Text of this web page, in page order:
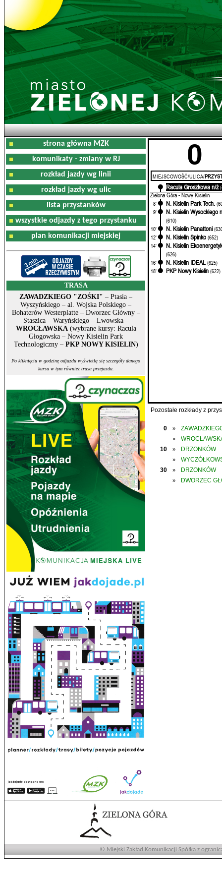
strona główna MZK
komunikaty - zmiany w RJ
rozkład jazdy wg linii
rozkład jazdy wg ulic
lista przystanków
wszystkie odjazdy z tego przystanku
plan komunikacji miejskiej
TRASA
ZAWADZKIEGO "ZOŚKI" – Ptasia –
Wyszyńskiego – al. Wojska Polskiego –
Bohaterów Westerplatte – Dworzec Główny –
Staszica – Waryńskiego – Lwowska –
WROCŁAWSKA(wybrane kursy: Racula
Głogowska – Nowy Kisielin Park
Technologiczny – PKP NOWY KISIELIN)
Po kliknięciu w godzinę odjazdu wyświetlą się szczegóły danego
kursu w tym również trasa przejazdu.
0
MIEJSCOWOŚĆ/ULICA/
Racula Groszkowa n/ż
Zielona Góra - Nowy Kisielin
8' N. Kisielin Park Tech.
9'
N. Kisielin Wysockiego
(610)
10'
N. Kisielin Panattoni
12'
N. Kisielin Spinko (652)
14'
N. Kisielin
(626)
16'
N. Kisielin IDEAL (625)
18'
PKP Nowy Kisielin (622)
Pozostałe rozkłady z
0 »
»
10
» DRZONKÓW
»
30
» DRZONKÓW
» DWORZEC
© Miejski Zakład Komunikacji Spółka z